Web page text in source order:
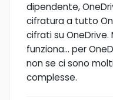
dipendente,
cifratura a tutto
cifrati su OneDrive.
funziona... per
non se ci sono
complesse.